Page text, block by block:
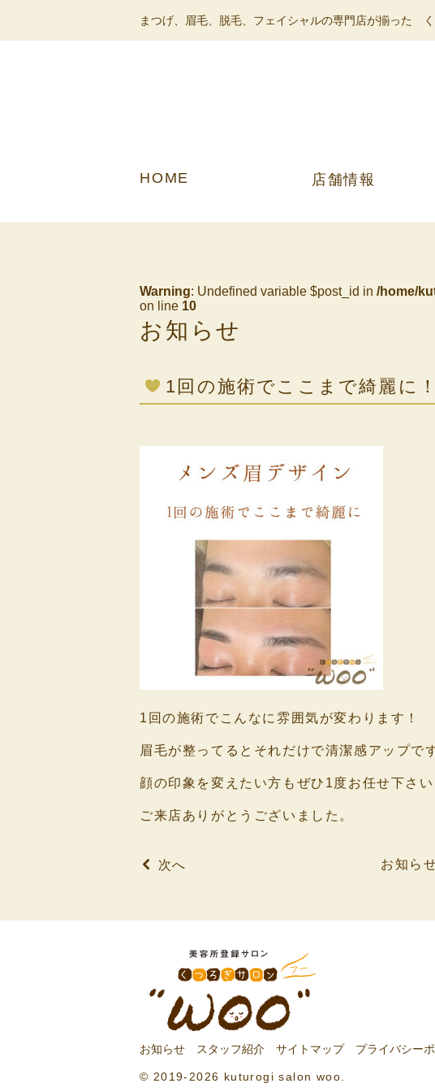
まつげ、眉毛、脱毛、フェイシャルの専門店が揃った
HOME 店舗情報
Warning: Undefined variable $post_id in /home/
on line 10
お知らせ
1回の施術でここまで綺麗に！
1回の施術でこんなに雰囲気が変わります！
眉毛が整ってるとそれだけで清潔感アップで
顔の印象を変えたい方もぜひ1度お任せ下さい
ご来店ありがとうございました。
次へ お知ら
お知らせ スタッフ紹介 サイトマップ プライバシー
© 2019-2026 kuturogi salon woo.